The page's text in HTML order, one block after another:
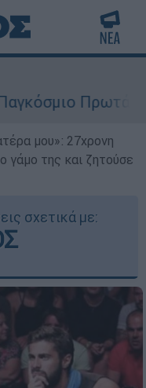
Στίβου
μου»: 27χρονη
γάμο της και ζητούσε
σχετικά με: